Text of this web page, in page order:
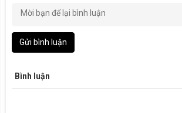
Gửi bình luận
Bình luận